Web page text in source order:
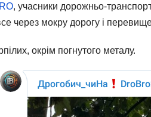
, учасники дорожньо-
через мокру дорогу і
окрім погнутого металу.